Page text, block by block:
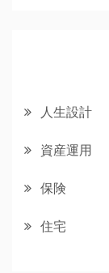
人生設計
資産運用
保険
住宅